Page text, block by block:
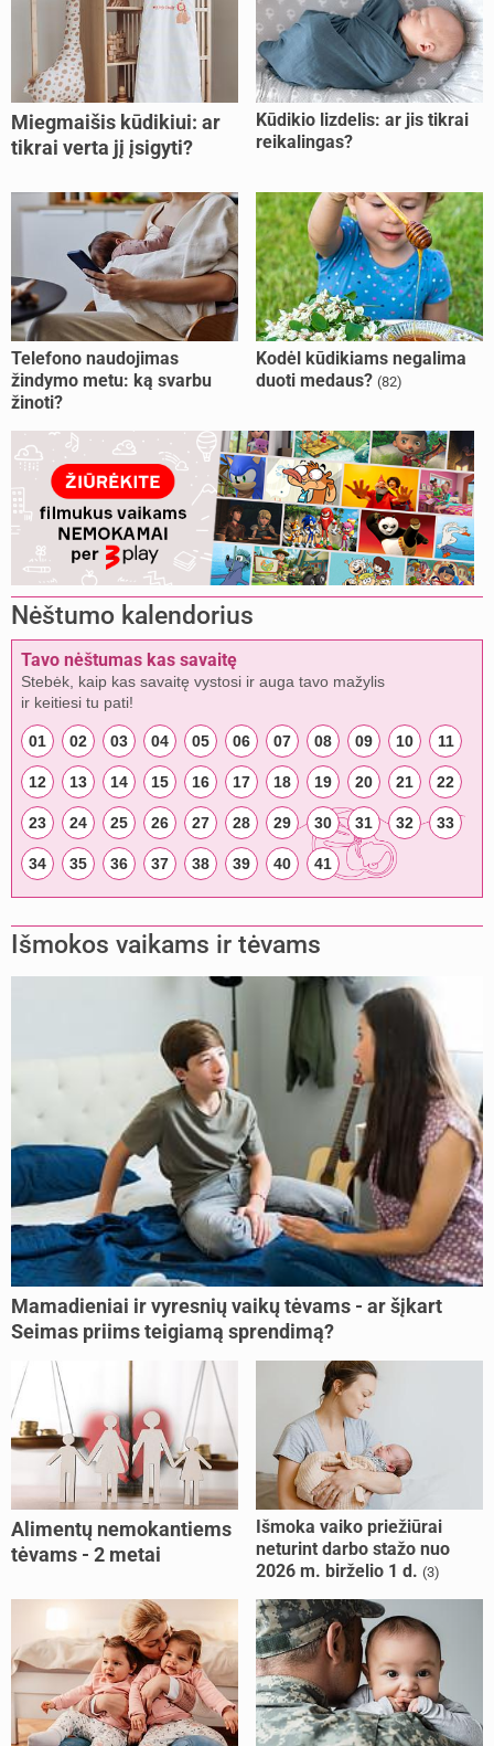
Miegmaišis kūdikiui: ar
tikrai verta jį įsigyti?
Kūdikio lizdelis: ar jis tikrai
reikalingas?
Telefono naudojimas
žindymo metu: ką svarbu
žinoti?
Kodėl kūdikiams negalima
duoti medaus? (82)
Nėštumo kalendorius
Tavo nėštumas kas savaitę
Stebėk, kaip kas savaitę vystosi ir auga tavo mažylis
ir keitiesi tu pati!
01 02 03 04 05 06 07 08 09 10 11
12 13 14 15 16 17 18 19 20 21 22
23 24 25 26 27 28 29 30 31 32 33
34 35 36 37 38 39 40 41
Išmokos vaikams ir tėvams
Mamadieniai ir vyresnių vaikų tėvams - ar šįkart
Seimas priims teigiamą sprendimą?
Alimentų nemokantiems
tėvams - 2 metai
Išmoka vaiko priežiūrai
neturint darbo stažo nuo
2026 m. birželio 1 d. (3)